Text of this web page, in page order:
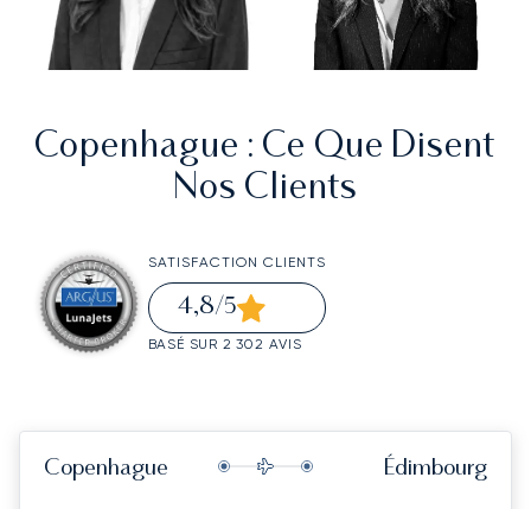
Copenhague : Ce Que Disent
Nos Clients
SATISFACTION CLIENTS
4,8/5
BASÉ SUR 2 302 AVIS
Copenhague Édimbourg